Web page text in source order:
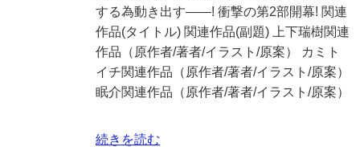
する為動き出す――! 衝撃の第2部開幕! 関連
作品(タイトル) 関連作品(副題) 上下瑞樹関連
作品（原作者/著者/イラスト/原案） カミト
イチ関連作品（原作者/著者/イラスト/原案）
眠介関連作品（原作者/著者/イラスト/原案）
続きを読む